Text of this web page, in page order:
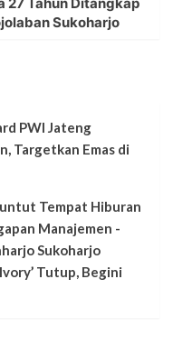
Sukoharjo
PWI Jateng
Targetkan Emas di
Tempat Hiburan
Manajemen -
Sukoharjo
Tutup, Begini